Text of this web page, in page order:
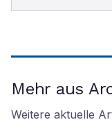
Mehr aus
Weitere aktuelle